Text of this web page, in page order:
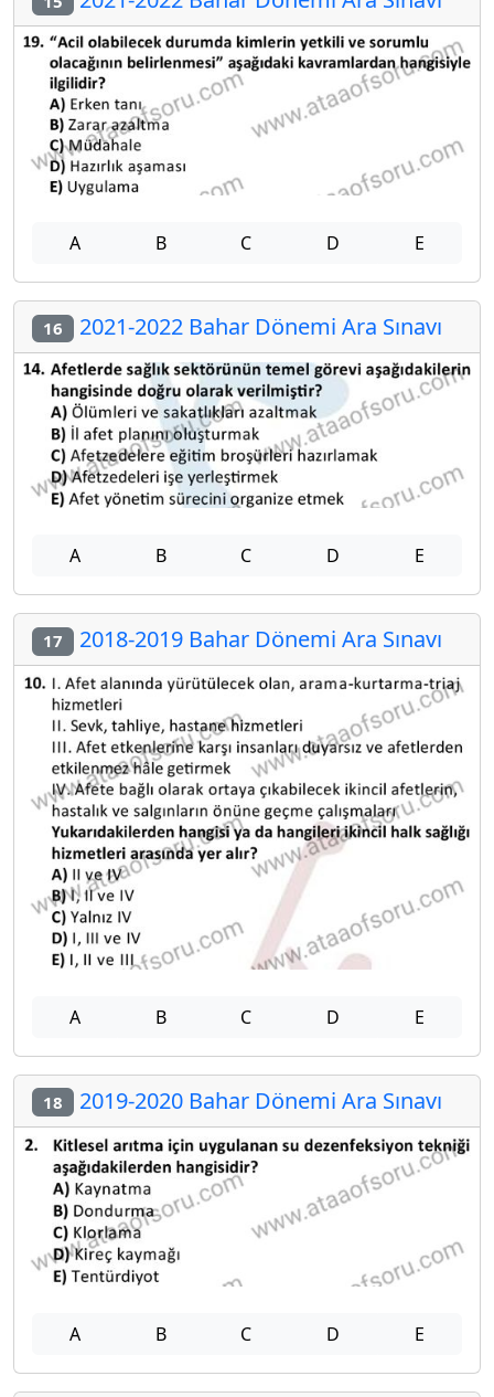
A B C D E
16 2021-2022 Bahar Dönemi Ara Sınavı
A B C D E
17 2018-2019 Bahar Dönemi Ara Sınavı
A B C D E
18 2019-2020 Bahar Dönemi Ara Sınavı
A B C D E